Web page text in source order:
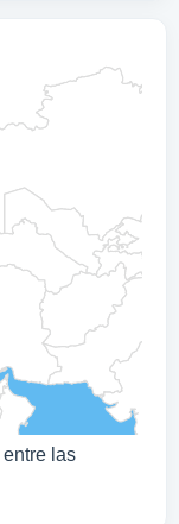
entre las